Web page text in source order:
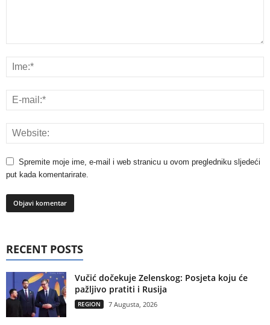
Spremite moje ime, e-mail i web stranicu u ovom pregledniku sljedeći
put kada komentarirate.
RECENT POSTS
Vučić dočekuje Zelenskog: Posjeta koju će
pažljivo pratiti i Rusija
REGION 7 Augusta, 2026